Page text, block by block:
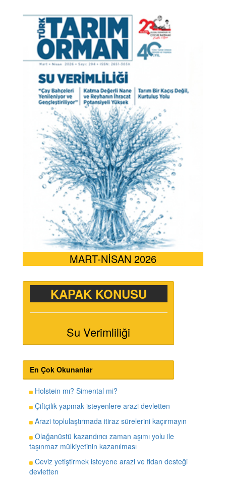
MART-NİSAN 2026
KAPAK KONUSU
Su Verimliliği
En Çok Okunanlar
Holstein mı? Simental mi?
Çiftçilik yapmak isteyenlere arazi devletten
Arazi toplulaştırmada itiraz sürelerini kaçırmayın
Olağanüstü kazandırıcı zaman aşımı yolu ile
taşınmaz mülkiyetinin kazanılması
Ceviz yetiştirmek isteyene arazi ve fidan desteği
devletten